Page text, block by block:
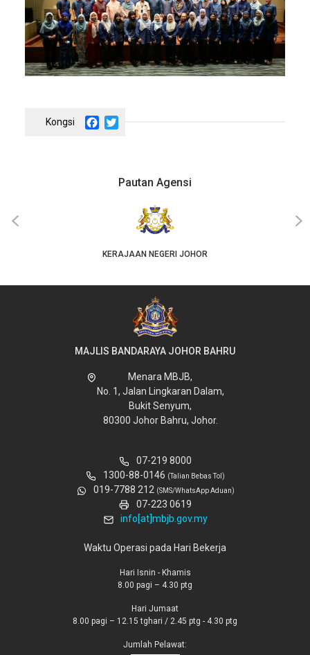
Facebook
Pautan Agensi
KERAJAAN NEGERI JOHOR
‹ ›
MAJLIS BANDARAYA JOHOR BAHRU
Menara MBJB,
No. 1, Jalan Lingkaran Dalam,
Bukit Senyum,
80300 Johor Bahru, Johor.
07-219 8000
1300-88-0146 (Talian Bebas Tol)
019-7788 212 (SMS/WhatsApp Aduan)
07-223 0619
info[at]mbjb.gov.my
Waktu Operasi pada Hari Bekerja
Hari Isnin - Khamis
8.00 pagi – 4.30 ptg
Hari Jumaat
8.00 pagi – 12.15 tghari / 2.45 ptg - 4.30 ptg
Jumlah Pelawat: